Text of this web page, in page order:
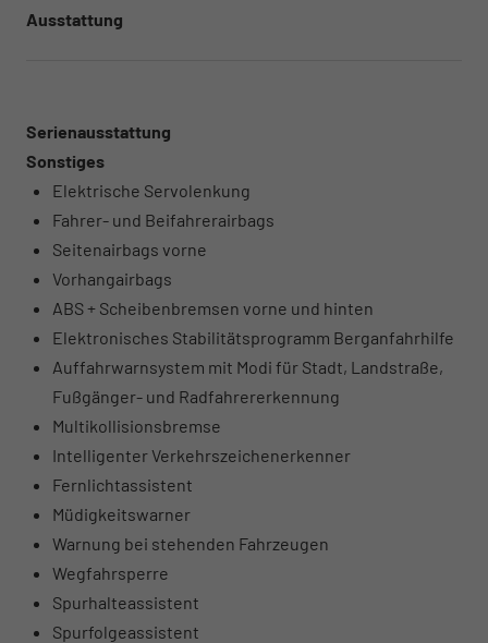
Ausstattung
Serienausstattung
Sonstiges
Elektrische Servolenkung
Fahrer- und Beifahrerairbags
Seitenairbags vorne
Vorhangairbags
ABS + Scheibenbremsen vorne und hinten
Elektronisches Stabilitätsprogramm Berganfahrhilfe
Auffahrwarnsystem mit Modi für Stadt, Landstraße,
Fußgänger- und Radfahrererkennung
Multikollisionsbremse
Intelligenter Verkehrszeichenerkenner
Fernlichtassistent
Müdigkeitswarner
Warnung bei stehenden Fahrzeugen
Wegfahrsperre
Spurhalteassistent
Spurfolgeassistent